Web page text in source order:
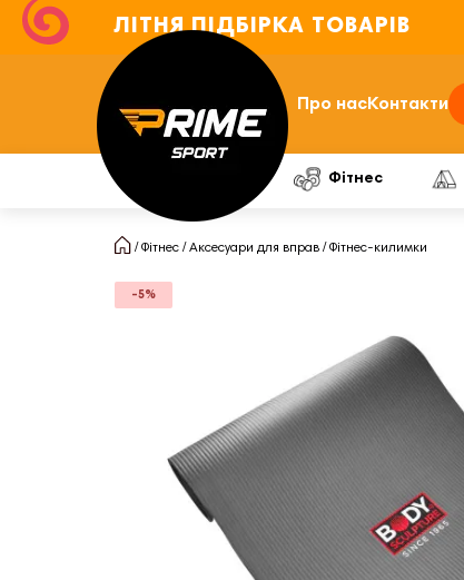
ЛІТНЯ ПІДБІРКА ТОВАРІВ
Про насКонтакти
Фітнес
Фітнес Аксесуари для вправ Фітнес-килимки
-5%